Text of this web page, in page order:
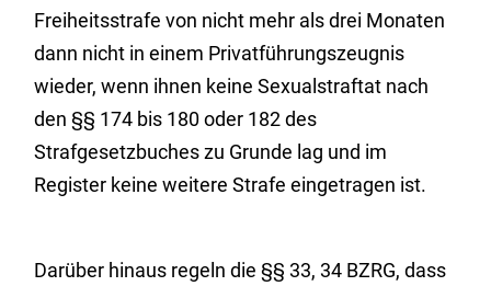
Freiheitsstrafe von nicht mehr als drei Monaten
dann nicht in einem Privatführungszeugnis
wieder, wenn ihnen keine Sexualstraftat nach
den §§ 174 bis 180 oder 182 des
Strafgesetzbuches zu Grunde lag und im
Register keine weitere Strafe eingetragen ist.
Darüber hinaus regeln die §§ 33, 34 BZRG, dass